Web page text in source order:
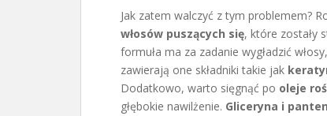
Jak zatem walczyć z tym problemem?
włosów puszących się, które zostały
formuła ma za zadanie wygładzić
zawierają one składniki takie jak
Dodatkowo, warto sięgnąć po oleje
głębokie nawilżenie. Gliceryna i